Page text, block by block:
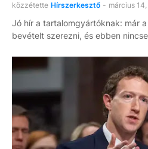
közzétette Hírszerkesztő - március
Jó hír a tartalomgyártóknak: már
bevételt szerezni, és ebben